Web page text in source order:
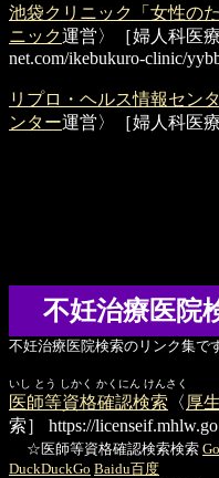
池袋クリニック「女性の
ニック運営〉［婦人科医療
net.com/ikebukuro-clinic/
リプロ・ヘルス情報セン
ンター運営〉［婦人科医療
不妊治療医院
不妊治療医院検索のリンク集で
いし とう しかく かくにん けんさく
医師等資格確認検索 〈 厚
索］
https://
☆医師等資格確認検索検索
DuckDuckGo Baidu百度